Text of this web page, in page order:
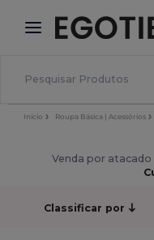
× App Egotier
Melhores preços
Início Roupa Básica | Acessórios
Venda por atacado
Classificar por